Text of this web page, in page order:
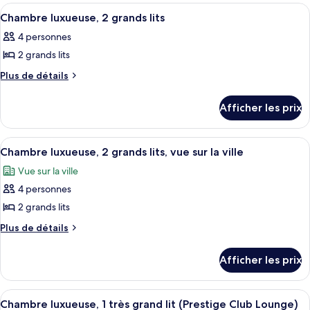
luxueuse,
Plusieurs
lits
(Prestige
Club
Plusieurs
(Prestige
Club
Afficher
toutes
les
photos
pour
de
chambre :
Chambre
luxueuse,
2
grands
lits
Literie de qualité, minibar, coffre-
5
Chambre luxueuse, 2 grands lits
4 personnes
2 grands lits
Plus de détails
Plus
Chambre
luxueuse,
2
lits
Afficher les prix
Afficher
toutes
les
photos
pour
ce
chambre :
Chambre
luxueuse,
Literie de qualité, minibar, coffre-
6
Chambre luxueuse, 2 grands lits, vue sur la ville
Vue sur la ville
4 personnes
2 grands lits
Plus de détails
Plus
Chambre
luxueuse,
2
Afficher les prix
Afficher
9
Chambre luxueuse, 1 très grand lit (Prestige Club Lounge)